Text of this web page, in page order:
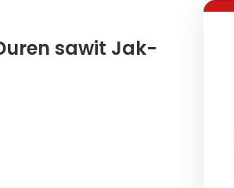
sawit Jak-